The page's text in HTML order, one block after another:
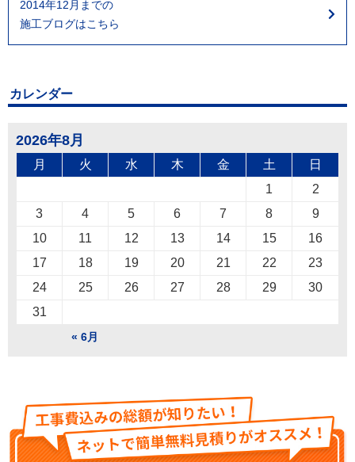
2014年12月までの
施工ブログはこちら
カレンダー
2026年8月
月 火 水 木 金 土 日
« 6月
1
2
3
4 5 6 7 8
9
10
11 12 13 14 15
16
17
18 19 20 21 22
23
24
25 26 27 28 29
30
31